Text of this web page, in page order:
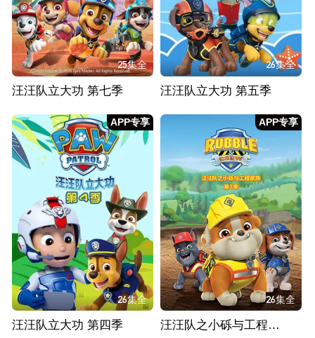
25集全
汪汪队立大功 第七季
26集全
汪汪队立大功 第五季
APP专享
26集全
汪汪队立大功 第四季
APP专享
26集全
汪汪队之小砾与工程家族 第三季